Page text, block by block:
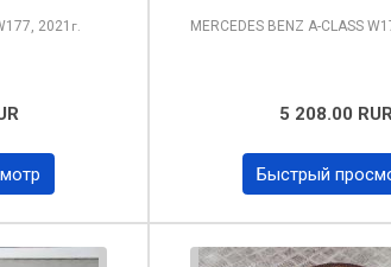
2021 г. MERCEDES BENZ A-CLASS
5 208.00 RUR
Быстрый